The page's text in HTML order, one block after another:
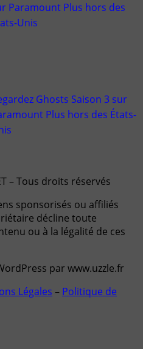
Paramount Plus hors des
Unis
Ghosts Saison 3 sur
Plus hors des États-
– Tous droits réservés
sponsorisés ou affiliés
décline toute
ou à la légalité de ces
par www.uzzle.fr
Légales – Politique de